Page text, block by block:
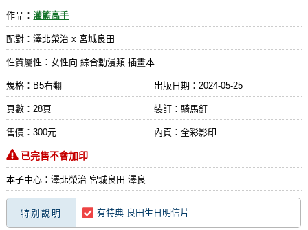
作品：灌籃高手
配對：澤北榮治 x 宮城良田
性質屬性：女性向 綜合動漫類 插畫本
規格：B5右翻 出版日期： 2024-05-25
頁數：28頁 裝訂：騎馬釘
售價：300元 內頁：全彩影印
已完售不會加印
本子中心：澤北榮治 宮城良田 澤良
特別說明 有特典 良田生日明信片